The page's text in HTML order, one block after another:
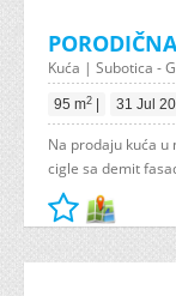
Kuća | Subotica -
95 m2 31 Jul
Na prodaju kuća u
cigle sa demit